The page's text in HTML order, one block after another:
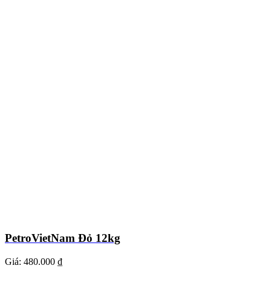
PetroVietNam Đỏ 12kg
Giá: 480.000 ₫